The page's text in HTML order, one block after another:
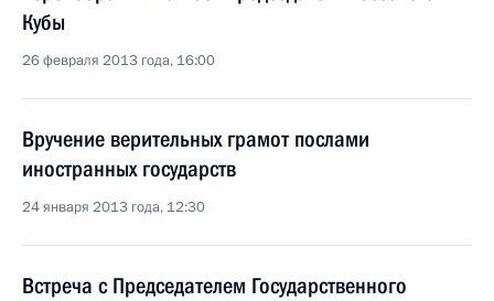
Кубы
26 февраля 2013 года, 16:00
Вручение верительных грамот послами
иностранных государств
24 января 2013 года, 12:30
Встреча с Председателем Государственного